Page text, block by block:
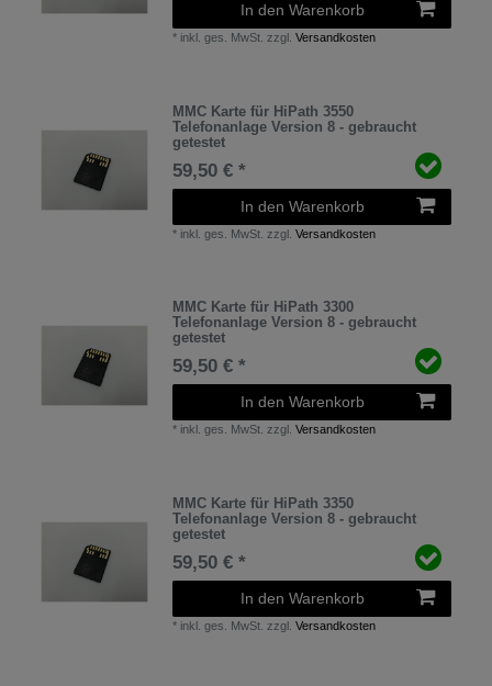
In den Warenkorb
* inkl. ges. MwSt. zzgl.Versandkosten
MMC Karte für HiPath 3550
Telefonanlage Version 8 - gebraucht
getestet
59,50 € *
In den Warenkorb
* inkl. ges. MwSt. zzgl.Versandkosten
MMC Karte für HiPath 3300
Telefonanlage Version 8 - gebraucht
getestet
59,50 € *
In den Warenkorb
* inkl. ges. MwSt. zzgl.Versandkosten
MMC Karte für HiPath 3350
Telefonanlage Version 8 - gebraucht
getestet
59,50 € *
In den Warenkorb
* inkl. ges. MwSt. zzgl.Versandkosten